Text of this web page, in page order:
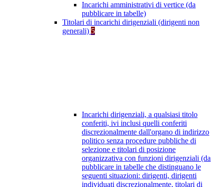
Incarichi amministrativi di vertice (da
pubblicare in tabelle)
Titolari di incarichi dirigenziali (dirigenti non
generali) 5
Incarichi dirigenziali, a qualsiasi titolo
conferiti, ivi inclusi quelli conferiti
discrezionalmente dall'organo di indirizzo
politico senza procedure pubbliche di
selezione e titolari di posizione
organizzativa con funzioni dirigenziali (da
pubblicare in tabelle che distinguano le
seguenti situazioni: dirigenti, dirigenti
individuati discrezionalmente, titolari di